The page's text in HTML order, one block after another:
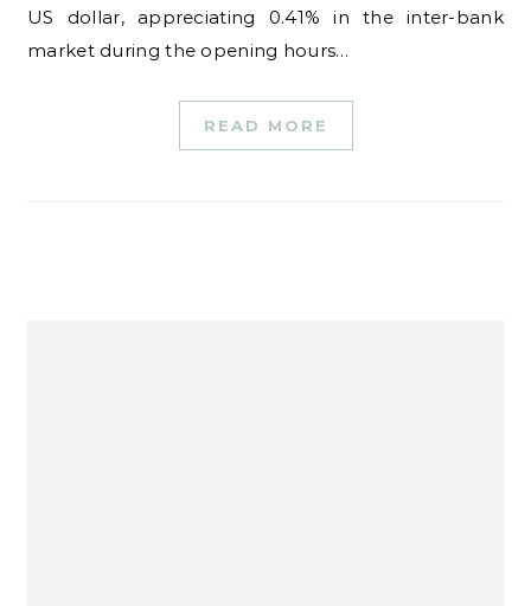
US dollar, appreciating 0.41% in the inter-bank
market during the opening hours…
READ MORE